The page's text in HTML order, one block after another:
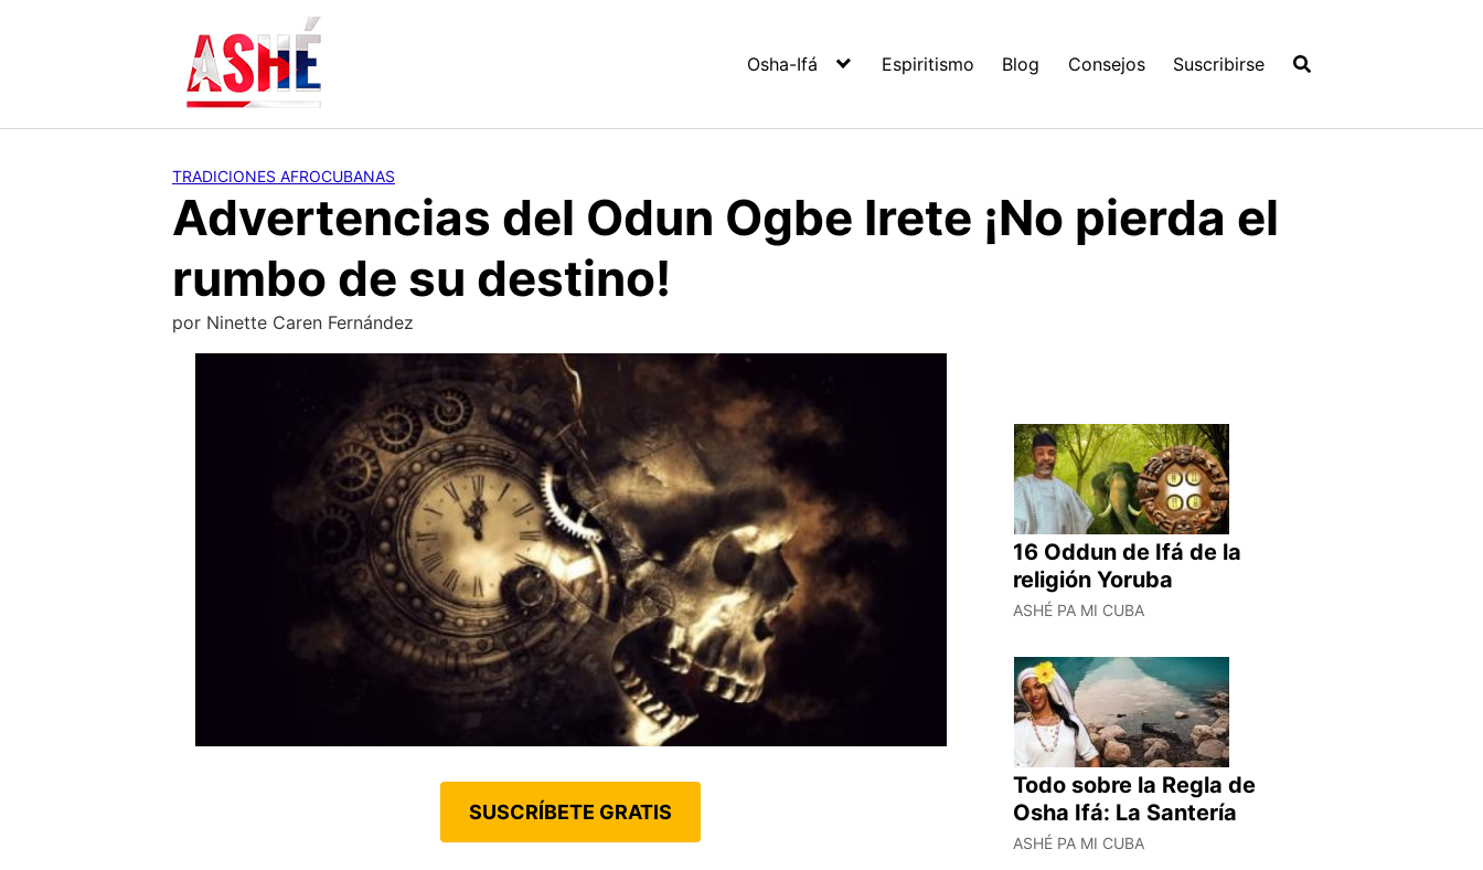
Osha-Ifá Espiritismo Blog Consejos Suscribirse
TRADICIONES AFROCUBANAS
Advertencias del Odun Ogbe Irete ¡No pierda el
rumbo de su destino!
por Ninette Caren Fernández
SUSCRÍBETE GRATIS
16 Oddun de Ifá de la
religión Yoruba
ASHÉ PA MI CUBA
Todo sobre la Regla de
Osha Ifá: La Santería
ASHÉ PA MI CUBA